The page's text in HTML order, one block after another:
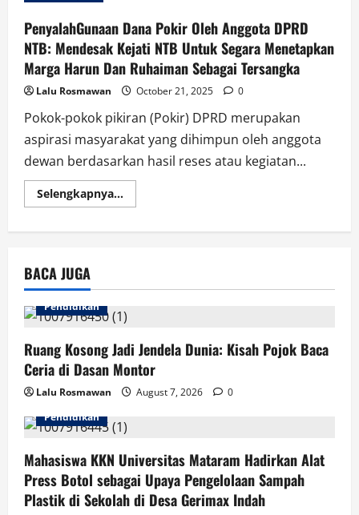
PenyalahGunaan Dana Pokir Oleh Anggota DPRD
NTB: Mendesak Kejati NTB Untuk Segara Menetapkan
Marga Harun Dan Ruhaiman Sebagai Tersangka
Lalu Rosmawan October 21, 2025 0
Pokok-pokok pikiran (Pokir) DPRD merupakan
aspirasi masyarakat yang dihimpun oleh anggota
dewan berdasarkan hasil reses atau kegiatan...
Selengkapnya...Read
more
NTB:
Kejati
NTB
Segara
Menetapkan
Marga
Harun
Dan
Tersangka
BACA JUGA
Pendidikan
Ruang Kosong Jadi Jendela Dunia: Kisah Pojok Baca
Ceria di Dasan Montor
Lalu Rosmawan August 7, 2026
0
Pendidikan
Mahasiswa KKN Universitas Mataram Hadirkan Alat
Press Botol sebagai Upaya Pengelolaan Sampah
Plastik di Sekolah di Desa Gerimax Indah